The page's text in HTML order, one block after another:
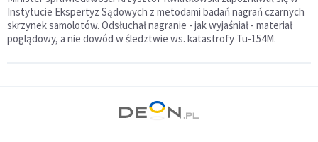
Instytucie Ekspertyz Sądowych z metodami badań nagrań czarnych
skrzynek samolotów. Odsłuchał nagranie - jak wyjaśniał - materiał
poglądowy, a nie dowód w śledztwie ws. katastrofy Tu-154M.